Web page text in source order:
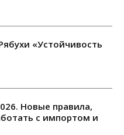
«Устойчивость
Новые правила,
с импортом и